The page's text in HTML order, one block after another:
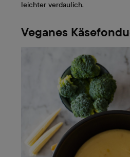
leichter verdaulich.
Veganes